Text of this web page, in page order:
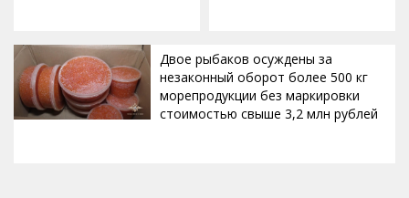
Двое рыбаков осуждены за
незаконный оборот более 500 кг
морепродукции без маркировки
стоимостью свыше 3,2 млн рублей